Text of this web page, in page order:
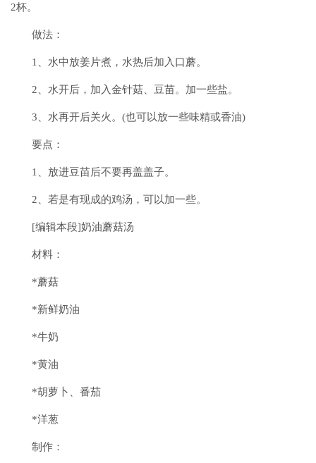
2杯。
做法：
1、水中放姜片煮，水热后加入口蘑。
2、水开后，加入金针菇、豆苗。加一些盐。
3、水再开后关火。(也可以放一些味精或香油)
要点：
1、放进豆苗后不要再盖盖子。
2、若是有现成的鸡汤，可以加一些。
[编辑本段]奶油蘑菇汤
材料：
*蘑菇
*新鲜奶油
*牛奶
*黄油
*胡萝卜、番茄
*洋葱
制作：